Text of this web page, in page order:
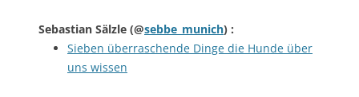
Sebastian Sälzle (@sebbe_munich) :
Sieben überraschende Dinge die Hunde über
uns wissen